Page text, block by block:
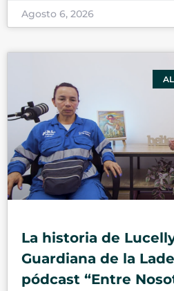
Agosto 6, 2026
La historia de
Guardiana de la
pódcast “Entre